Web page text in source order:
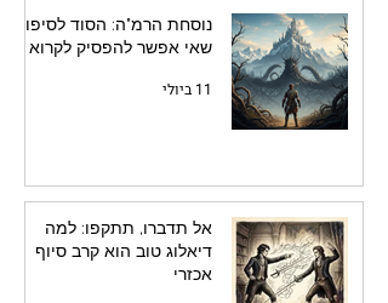
נוסחת הרמ"ה: הסוד לסיפור
שאי אפשר להפסיק לקרוא
11 ביולי
אל תדברו, תתקפו: למה
דיאלוג טוב הוא קרב סיוף
אכזרי